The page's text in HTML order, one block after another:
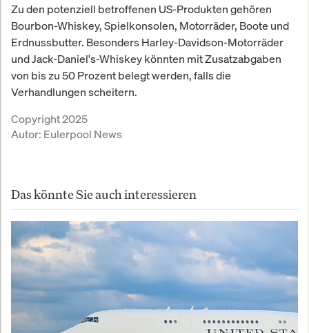
Zu den potenziell betroffenen US-Produkten gehören
Bourbon-Whiskey, Spielkonsolen, Motorräder, Boote und
Erdnussbutter. Besonders Harley-Davidson-Motorräder
und Jack-Daniel's-Whiskey könnten mit Zusatzabgaben
von bis zu 50 Prozent belegt werden, falls die
Verhandlungen scheitern.
Copyright 2025
Autor: Eulerpool News
Das könnte Sie auch interessieren